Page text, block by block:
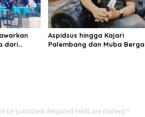
dari
Aspidsus hingga Kajari
Palembang dan Muba
be published. Required fields are marked *